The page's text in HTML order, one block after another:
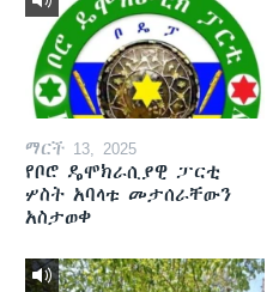
ማርች 13, 2025
የቦሮ ዴሞክራሲያዊ ፓርቲ
ሦስት አባላቱ መታሰራቸውን
አስታወቀ